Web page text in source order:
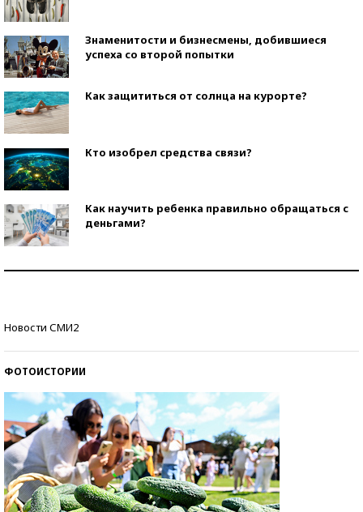
Знаменитости и бизнесмены, добившиеся
успеха со второй попытки
Как защититься от солнца на курорте?
Кто изобрел средства связи?
Как научить ребенка правильно обращаться с
деньгами?
Новости СМИ2
ФОТОИСТОРИИ